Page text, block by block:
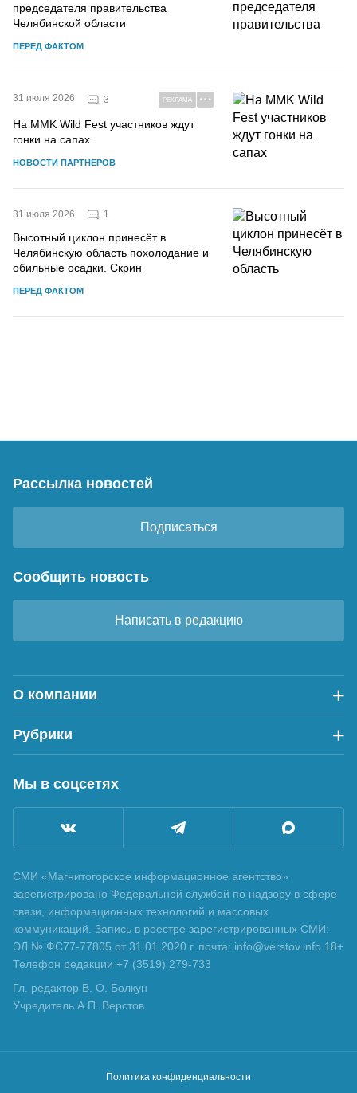
председателя правительства
Челябинской области
ПЕРЕД ФАКТОМ
31 июля 2026 3 РЕКЛАМА
На MMK Wild Fest участников ждут
гонки на сапах
НОВОСТИ ПАРТНЕРОВ
31 июля 2026 1
Высотный циклон принесёт в
Челябинскую область похолодание и
обильные осадки. Скрин
ПЕРЕД ФАКТОМ
Рассылка новостей
Подписаться
Сообщить новость
Написать в редакцию
О компании
Рубрики
Мы в соцсетях
СМИ «Магнитогорское информационное агентство»
зарегистрировано Федеральной службой по надзору в сфере
связи, информационных технологий и массовых
коммуникаций. Запись в реестре зарегистрированных СМИ:
ЭЛ № ФС77-77805 от 31.01.2020 г. почта: info@verstov.info 18+
Телефон редакции +7 (3519) 279-733
Гл. редактор В. О. Болкун
Учредитель А.П. Верстов
Политика конфиденциальности